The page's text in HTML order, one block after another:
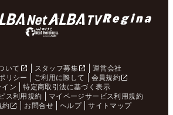
いて スタッフ募集
運営会社
リシー
ご利用に際して
会員規約
イン
特定商取引法に基づく表示
ス利用規約
マイページサービス利用規約
約
お問合せ ヘルプ サイトマップ